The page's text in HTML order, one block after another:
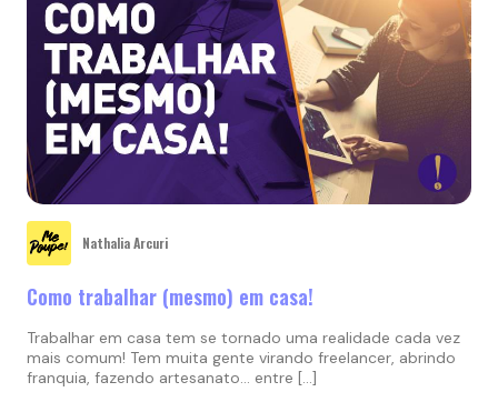
Nathalia Arcuri
Como trabalhar (mesmo) em casa!
Trabalhar em casa tem se tornado uma realidade cada vez
mais comum! Tem muita gente virando freelancer, abrindo
franquia, fazendo artesanato… entre […]